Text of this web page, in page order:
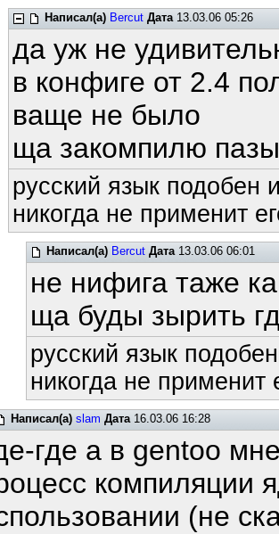
Написал(а) Bercut Дата13.03.06 05:26
да уж не
в конфиге от 2.4
ваще не было
ща закомпилю
русский язык подобен
никогда не применит
Написал(а) Bercut Дата13.03.06 06:01
не нифига таже
ща буды зырить
русский язык
никогда не применит
Написал(а) slam Дата16.03.06 16:28
где а в gentoo
компиляции
(не